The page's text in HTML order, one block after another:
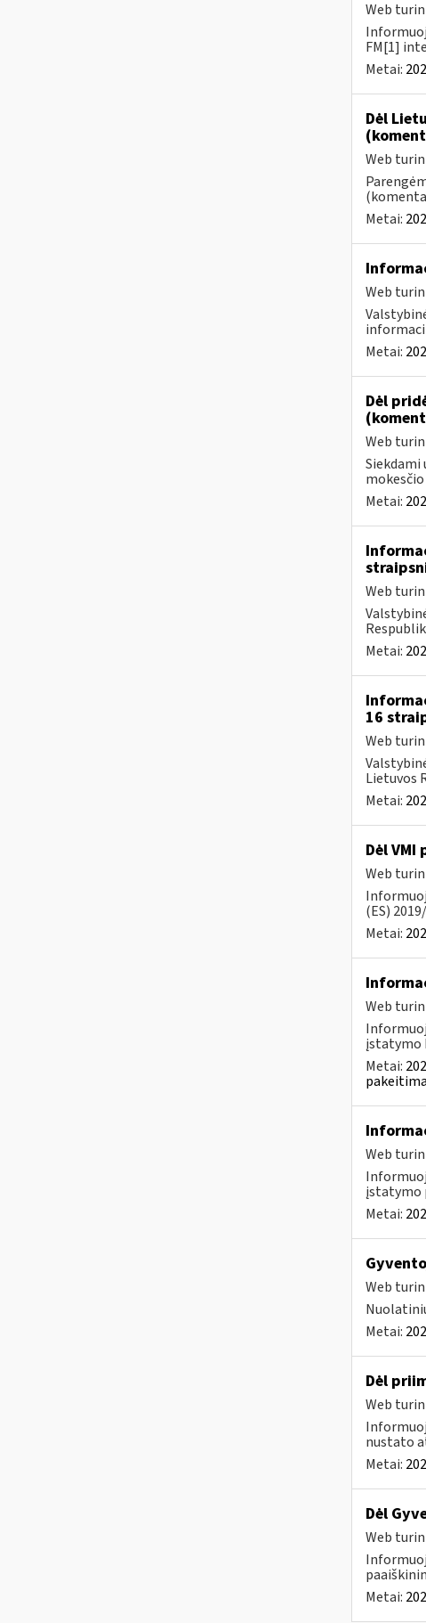
Web
FM[1]
Metai:
Dėl
Web
Metai:
Web
Metai:
Dėl
Web
Metai:
Web
Metai:
16
Web
Lietuvos
Metai:
Dėl
Web
(ES)
Metai:
Web
įstatymo
Metai:
Web
įstatymo
Metai:
Web
Metai:
Dėl
Web
nustato
Metai:
Dėl
Web
Metai: